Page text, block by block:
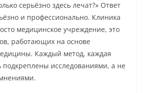
серьёзно здесь лечат?» Ответ
и профессионально. Клиника
медицинское учреждение, это
работающих на основе
Каждый метод, каждая
подкреплены исследованиями, а не